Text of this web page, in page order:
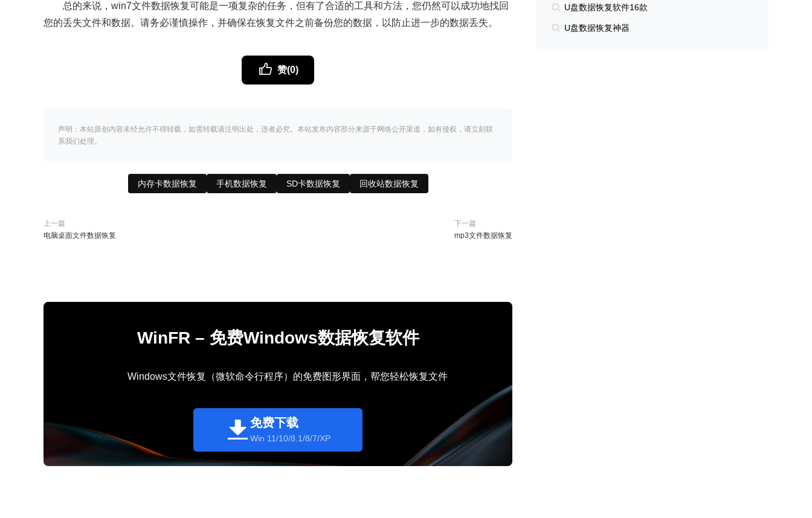
总的来说，win7文件数据恢复可能是一项复杂的任务，但有了合适的工具和方法，您仍然可以成功地找回
您的丢失文件和数据。请务必谨慎操作，并确保在恢复文件之前备份您的数据，以防止进一步的数据丢失。
赞(0)
声明：本站原创内容未经允许不得转载，如需转载请注明出处，违者必究。本站发布内容部分来源于网络公开渠道，如有侵权，请立刻联
系我们处理。
内存卡数据恢复 手机数据恢复 SD卡数据恢复 回收站数据恢复
上一篇
电脑桌面文件数据恢复
下一篇
mp3文件数据恢复
WinFR – 免费Windows数据恢复软件
Windows文件恢复（微软命令行程序）的免费图形界面，帮您轻松恢复文件
免费下载
Win 11/10/8.1/8/7/XP
U盘数据恢复软件16款
U盘数据恢复神器